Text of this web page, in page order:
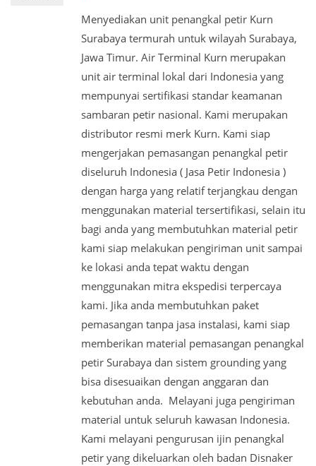
Menyediakan unit penangkal petir Kurn
Surabaya termurah untuk wilayah Surabaya,
Jawa Timur. Air Terminal Kurn merupakan
unit air terminal lokal dari Indonesia yang
mempunyai sertifikasi standar keamanan
sambaran petir nasional. Kami merupakan
distributor resmi merk Kurn. Kami siap
mengerjakan pemasangan penangkal petir
diseluruh Indonesia ( Jasa Petir Indonesia )
dengan harga yang relatif terjangkau dengan
menggunakan material tersertifikasi, selain itu
bagi anda yang membutuhkan material petir
kami siap melakukan pengiriman unit sampai
ke lokasi anda tepat waktu dengan
menggunakan mitra ekspedisi terpercaya
kami. Jika anda membutuhkan paket
pemasangan tanpa jasa instalasi, kami siap
memberikan material pemasangan penangkal
petir Surabaya dan sistem grounding yang
bisa disesuaikan dengan anggaran dan
kebutuhan anda. Melayani juga pengiriman
material untuk seluruh kawasan Indonesia.
Kami melayani pengurusan ijin penangkal
petir yang dikeluarkan oleh badan Disnaker